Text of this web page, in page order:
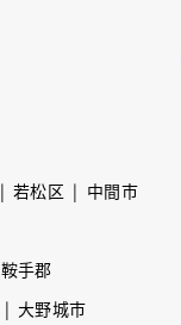
若松区
中間市
鞍手郡
大野城市